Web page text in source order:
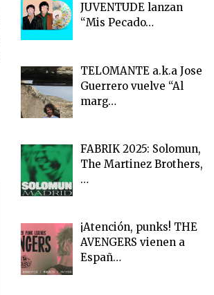
JUVENTUDE lanzan
“Mis Pecado…
TELOMANTE a.k.a Jose
Guerrero vuelve “Al
marg…
FABRIK 2025: Solomun,
The Martinez Brothers,
…
¡Atención, punks! THE
AVENGERS vienen a
Españ…